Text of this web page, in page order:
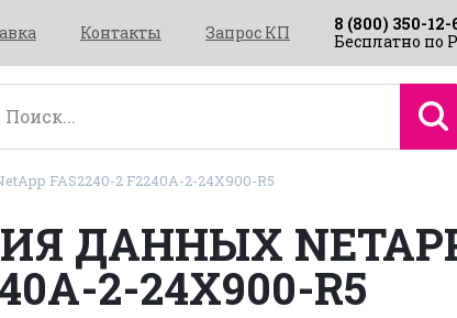
Контакты Запрос КП
8 (800) 350-12-
Бесплатно по
FAS2240-2 F2240A-2-24X900-R5
ДАННЫХ NETAPP
2-24X900-R5